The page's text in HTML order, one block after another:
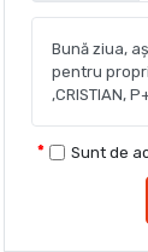
Sunt de